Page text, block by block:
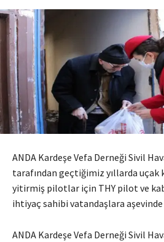
ANDA Kardeşe Vefa Derneği Sivil
tarafından geçtiğimiz yıllarda uçak
yitirmiş pilotlar için THY pilot ve
ihtiyaç sahibi vatandaşlara aşevinde
ANDA Kardeşe Vefa Derneği Sivil